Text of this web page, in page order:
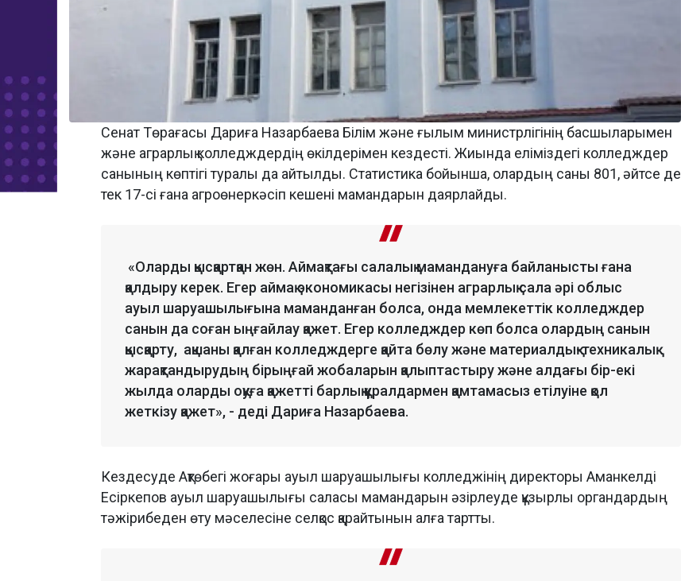
Сенат Төрағасы Дариға Назарбаева Білім және ғылым министрлігінің басшыларымен
және аграрлық колледждердің өкілдерімен кездесті. Жиында еліміздегі колледждер
санының көптігі туралы да айтылды. Статистика бойынша, олардың саны 801, әйтсе де
тек 17-сі ғана агроөнеркәсіп кешені мамандарын даярлайды.
«Оларды қысқартқан жөн. Аймақтағы салалық мамандануға байланысты ғана
қалдыру керек. Егер аймақ экономикасы негізінен аграрлық сала әрі облыс
ауыл шаруашылығына маманданған болса, онда мемлекеттік колледждер
санын да соған ыңғайлау қажет. Егер колледждер көп болса олардың санын
қысқарту, ақшаны қалған колледждерге қайта бөлу және материалдық-техникалық
жарақтандырудың бірыңғай жобаларын қалыптастыру және алдағы бір-екі
жылда оларды оқуға қажетті барлық құралдармен қамтамасыз етілуіне қол
жеткізу қажет», - деді Дариға Назарбаева.
Кездесуде Ақтөбегі жоғары ауыл шаруашылығы колледжінің директоры Аманкелді
Есіркепов ауыл шаруашылығы саласы мамандарын әзірлеуде құзырлы органдардың
тәжірибеден өту мәселесіне селқос қарайтынын алға тартты.